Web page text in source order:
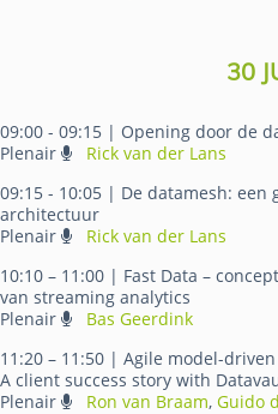
30
09:00 - 09:15 | Opening door de
Plenair
Rick van der Lans
09:15 - 10:05 | De datamesh: een
architectuur
Plenair
Rick van der Lans
10:10 – 11:00 | Fast Data –
van streaming analytics
Plenair
Bas Geerdink
11:20 – 11:50 | Agile model-
A client success story with
Plenair
Ron van Braam, Guido